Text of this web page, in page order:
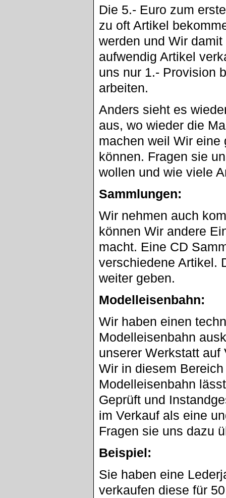
Die 5.- Euro zum
zu oft Artikel
werden und Wir
aufwendig Artikel
uns nur 1.- Provision
arbeiten.
Anders sieht es
aus, wo wieder die
machen weil Wir
können. Fragen sie
wollen und wie viele
Sammlungen:
Wir nehmen auch
können Wir andere
macht. Eine CD
verschiedene Artikel.
weiter geben.
Modelleisenbahn:
Wir haben einen
Modelleisenbahn
unserer Werkstatt
Wir in diesem
Modelleisenbahn
Geprüft und
im Verkauf als eine
Fragen sie uns dazu
Beispiel:
Sie haben eine
verkaufen diese für